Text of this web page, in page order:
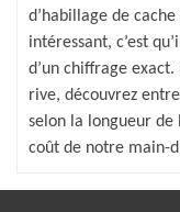
d’habillage de
intéressant, c’est
d’un chiffrage
rive, découvrez
selon la longueur
coût de notre main-